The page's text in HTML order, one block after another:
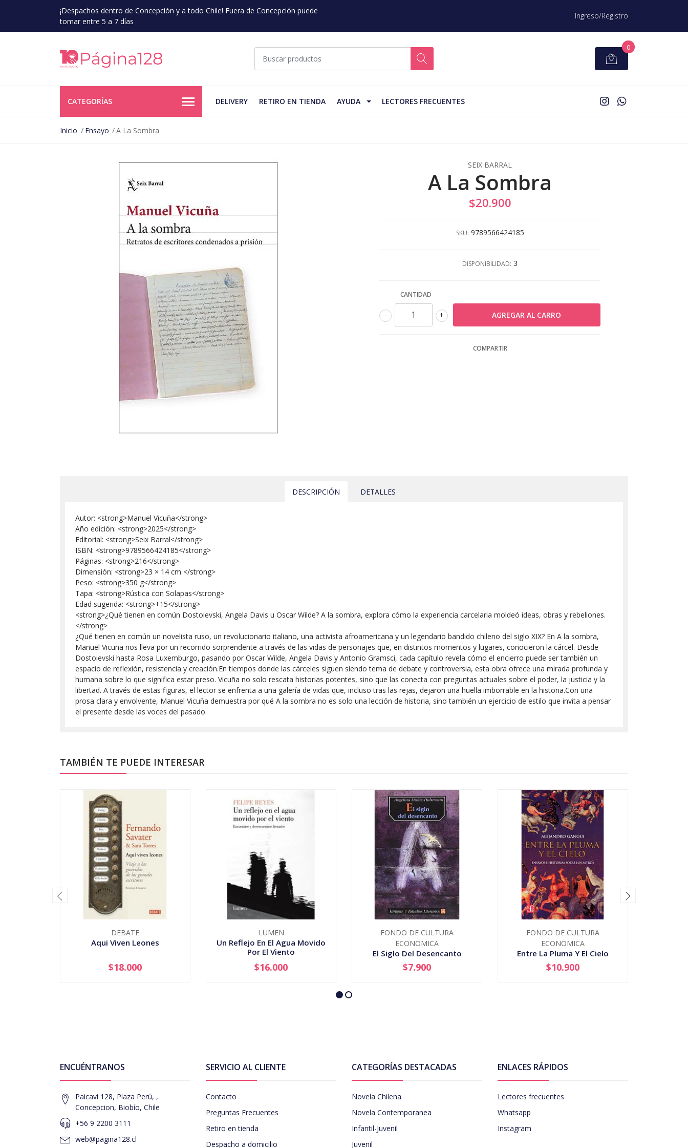
¡Despachos dentro de Concepción y a todo Chile! Fuera de Concepción puede
tomar entre 5 a 7 días
Ingreso/Registro
0
CATEGORÍAS DELIVERY RETIRO EN TIENDA AYUDA LECTORES FRECUENTES
Inicio Ensayo A La Sombra
SEIX BARRAL
A La Sombra
$20.900
SKU: 9789566424185
DISPONIBILIDAD: 3
CANTIDAD
+
-
COMPARTIR
DESCRIPCIÓN DETALLES
Autor: <strong>Manuel Vicuña</strong>
Año edición: <strong>2025</strong>
Editorial: <strong>Seix Barral</strong>
ISBN: <strong>9789566424185</strong>
Páginas: <strong>216</strong>
Dimensión: <strong>23 × 14 cm </strong>
Peso: <strong>350 g</strong>
Tapa: <strong>Rústica con Solapas</strong>
Edad sugerida: <strong>+15</strong>
<strong>¿Qué tienen en común Dostoievski, Angela Davis u Oscar Wilde? A la sombra, explora cómo la experiencia carcelaria moldeó ideas, obras y rebeliones.
</strong>
¿Qué tienen en común un novelista ruso, un revolucionario italiano, una activista afroamericana y un legendario bandido chileno del siglo XIX? En A la sombra,
Manuel Vicuña nos lleva por un recorrido sorprendente a través de las vidas de personajes que, en distintos momentos y lugares, conocieron la cárcel. Desde
Dostoievski hasta Rosa Luxemburgo, pasando por Oscar Wilde, Angela Davis y Antonio Gramsci, cada capítulo revela cómo el encierro puede ser también un
espacio de reflexión, resistencia y creación.En tiempos donde las cárceles siguen siendo tema de debate y controversia, esta obra ofrece una mirada profunda y
humana sobre lo que significa estar preso. Vicuña no solo rescata historias potentes, sino que las conecta con preguntas actuales sobre el poder, la justicia y la
libertad. A través de estas figuras, el lector se enfrenta a una galería de vidas que, incluso tras las rejas, dejaron una huella imborrable en la historia.Con una
prosa clara y envolvente, Manuel Vicuña demuestra por qué A la sombra no es solo una lección de historia, sino también un ejercicio de estilo que invita a pensar
el presente desde las voces del pasado.
TAMBIÉN TE PUEDE INTERESAR
DEBATE
Aqui Viven Leones
+
$18.000
LUMEN
Un Reflejo En El Agua Movido
Por El Viento
+
$16.000
FONDO DE CULTURA
ECONOMICA
El Siglo Del Desencanto
+
$7.900
FONDO DE CULTURA
ECONOMICA
Entre La Pluma Y El Cielo
+
$10.900
ENCUÉNTRANOS
Paicavi 128, Plaza Perú, ,
Concepcion, Biobío, Chile
+56 9 2200 3111
web@pagina128.cl
SERVICIO AL CLIENTE
Contacto
Preguntas Frecuentes
Retiro en tienda
Despacho a domicilio
CATEGORÍAS DESTACADAS
Novela Chilena
Novela Contemporanea
Infantil-Juvenil
Juvenil
ENLACES RÁPIDOS
Lectores frecuentes
Whatsapp
Instagram